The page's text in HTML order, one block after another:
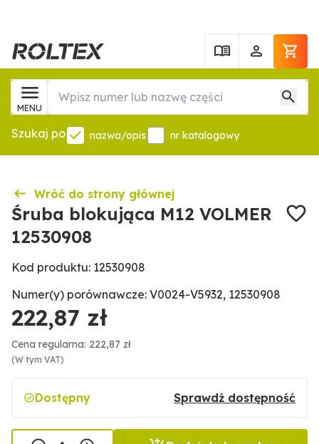
MENU
Szukaj po nazwa/opis nr katalogowy
Wróć do strony głównej
Śruba blokująca M12 VOLMER
12530908
Kod produktu: 12530908
Numer(y) porównawcze: V0024-V5932, 12530908
222,87 zł
Cena regularna: 222,87 zł
(W tym VAT)
Dostępny Sprawdź dostępność